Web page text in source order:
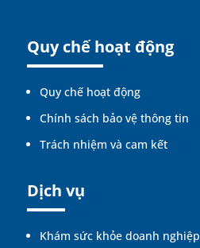
Quy chế hoạt động
Quy chế hoạt động
Chính sách bảo vệ thông tin
Trách nhiệm và cam kết
Dịch vụ
Khám sức khỏe doanh nghiệp